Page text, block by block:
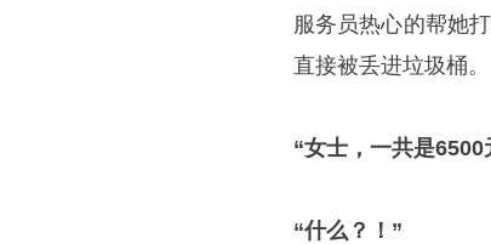
服务员热心的帮她
直接被丢进垃圾桶。
“女士，一共是
“什么？！”